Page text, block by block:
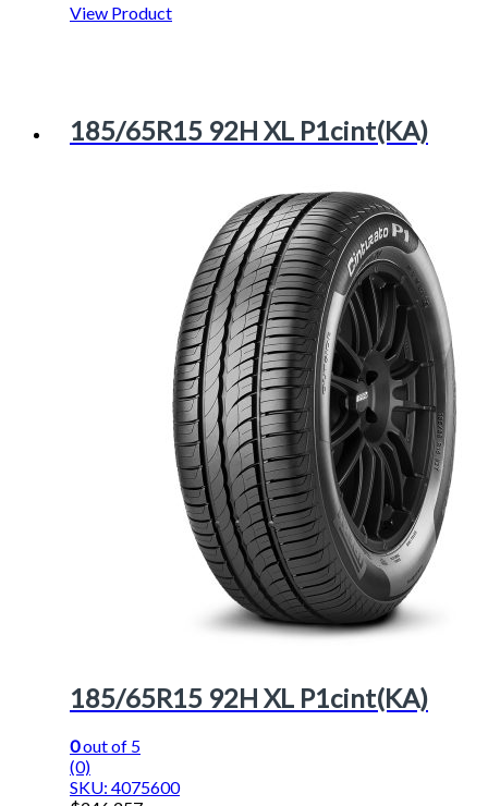
View Product
185/65R15 92H XL P1cint(KA)
185/65R15 92H XL P1cint(KA)
0out of 5
(0)
SKU: 4075600